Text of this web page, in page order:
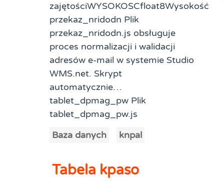
zajętościWYSOKOSCfloat8Wysokość
przekaz_nridodn Plik
przekaz_nridodn.js obsługuje
proces normalizacji i walidacji
adresów e-mail w systemie Studio
WMS.net. Skrypt
automatycznie…
tablet_dpmag_pw Plik
tablet_dpmag_pw.js
Baza danych
knpal
Tabela kpaso